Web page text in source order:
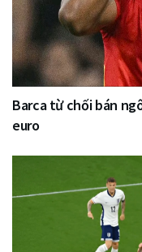
Barca từ chối bán
euro